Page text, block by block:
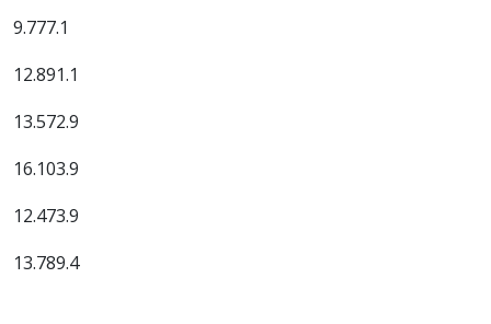
9.777.1
12.891.1
13.572.9
16.103.9
12.473.9
13.789.4